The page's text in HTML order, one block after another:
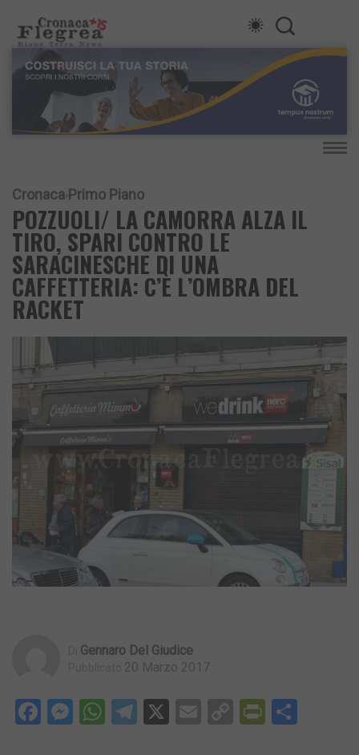
Cronaca Primo Piano
POZZUOLI/ LA CAMORRA ALZA IL
TIRO, SPARI CONTRO LE
SARACINESCHE DI UNA
CAFFETTERIA: C’È L’OMBRA DEL
RACKET
Gennaro Del Giudice
20 Marzo 2017
Facebook
Messenger
WhatsApp
Telegram
X EmailCopy